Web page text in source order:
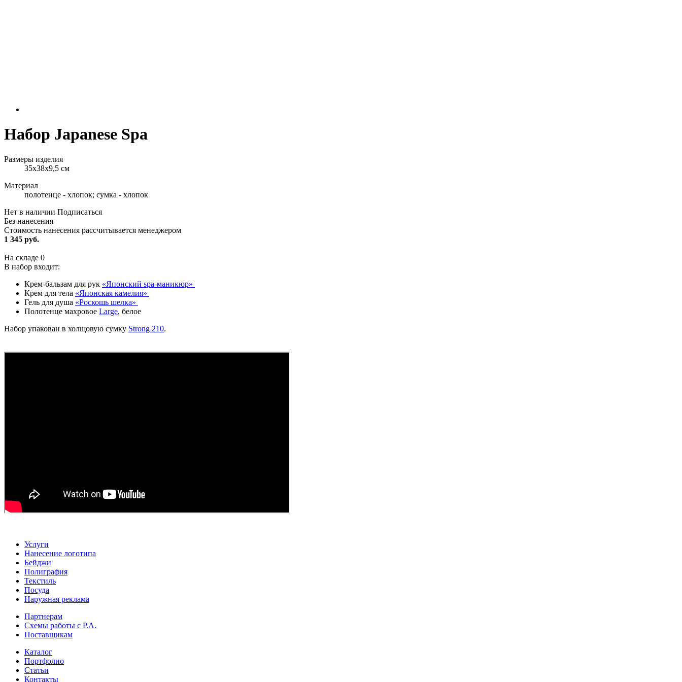
Набор Japanese Spa
Размеры изделия
35х38х9,5 см
Материал
полотенце - хлопок; сумка - хлопок
Нет в наличии Подписаться
Без нанесения
Стоимость нанесения рассчитывается менеджером
1 345 руб.
На складе 0
В набор входит:
Крем-бальзам для рук «Японский spa-маникюр»
Крем для тела «Японская камелия»
Гель для душа «Роскошь шелка»
Полотенце махровое Large, белое
Набор упакован в холщовую сумку Strong 210.
Услуги
Нанесение логотипа
Бейджи
Полиграфия
Текстиль
Посуда
Наружная реклама
Партнерам
Схемы работы с Р.А.
Поставщикам
Каталог
Портфолио
Статьи
Контакты